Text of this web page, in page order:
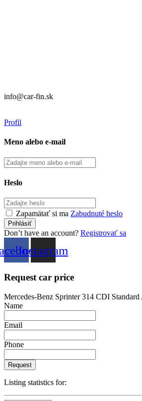
info@car-fin.sk
Profil
Meno alebo e-mail
Heslo
Zapamätať si ma Zabudnuté heslo
Don’t have an account? Registrovať sa
Instagram
Request car price
Mercedes-Benz Sprinter 314 CDI
Name
Email
Phone
Request
Listing statistics for: